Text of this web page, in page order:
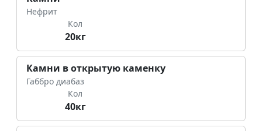
Нефрит
Кол
20кг
Камни в открытую каменку
Габбро диабаз
Кол
40кг